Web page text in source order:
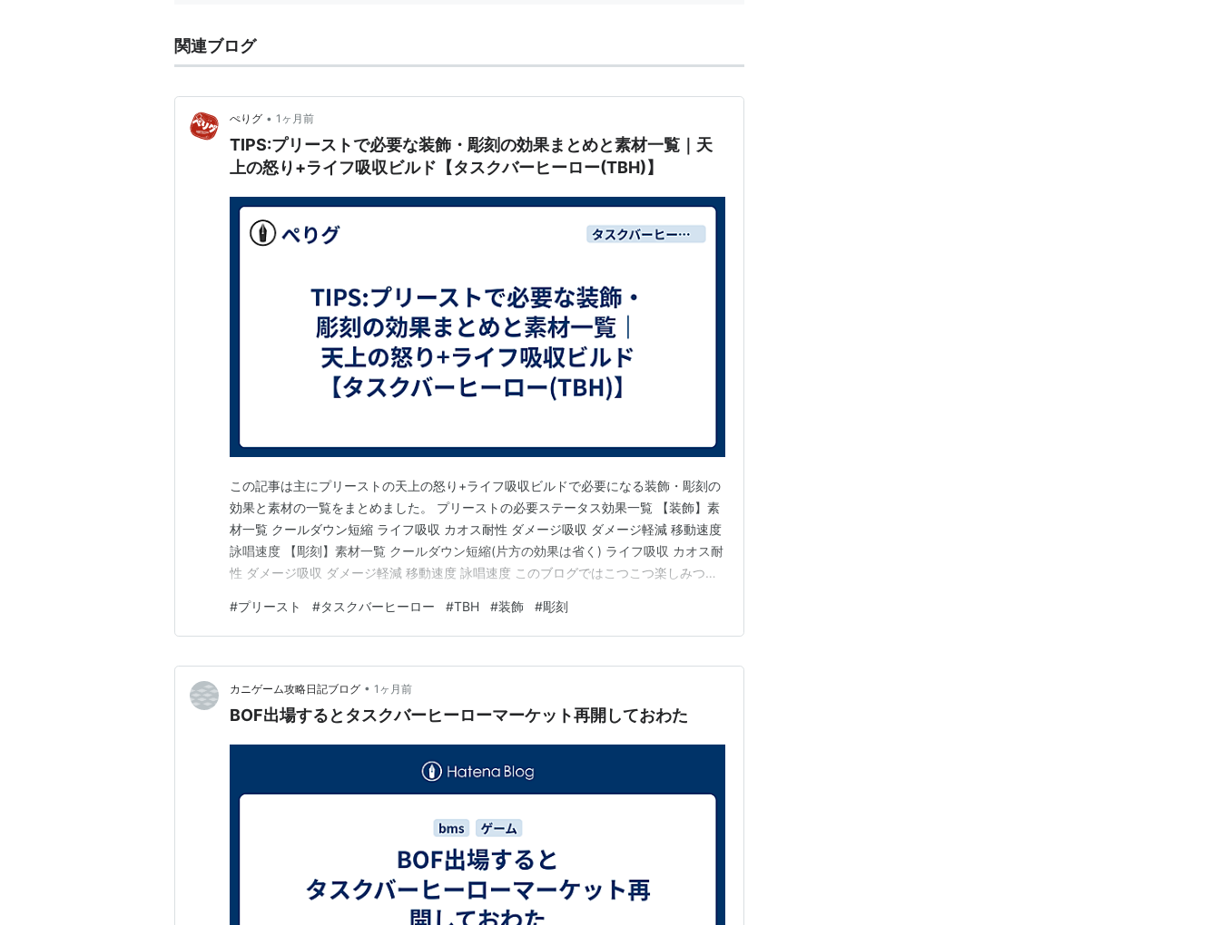
関連ブログ
ぺりグ • 1ヶ月前
TIPS:プリーストで必要な装飾・彫刻の効果まとめと素材一覧｜天
上の怒り+ライフ吸収ビルド【タスクバーヒーロー(TBH)】
この記事は主にプリーストの天上の怒り+ライフ吸収ビルドで必要になる装飾・彫刻の
効果と素材の一覧をまとめました。 プリーストの必要ステータス効果一覧 【装飾】素
材一覧 クールダウン短縮 ライフ吸収 カオス耐性 ダメージ吸収 ダメージ軽減 移動速度
詠唱速度 【彫刻】素材一覧 クールダウン短縮(片方の効果は省く) ライフ吸収 カオス耐
性 ダメージ吸収 ダメージ軽減 移動速度 詠唱速度 このブログではこつこつ楽しみつつ
歩みで記事にしていきます。マーケットの状況は時とともに変遷するでしょう。その都
度、経済事情もお伝えするとと…
#プリースト #タスクバーヒーロー #TBH #装飾 #彫刻
カニゲーム攻略日記ブログ • 1ヶ月前
BOF出場するとタスクバーヒーローマーケット再開しておわた